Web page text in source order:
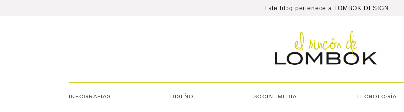
Este blog pertenece a LOMBOK DESIGN
INFOGRAFIAS DISEÑO SOCIAL MEDIA TECNOLOGÍA